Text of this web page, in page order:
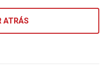
ATRÁS